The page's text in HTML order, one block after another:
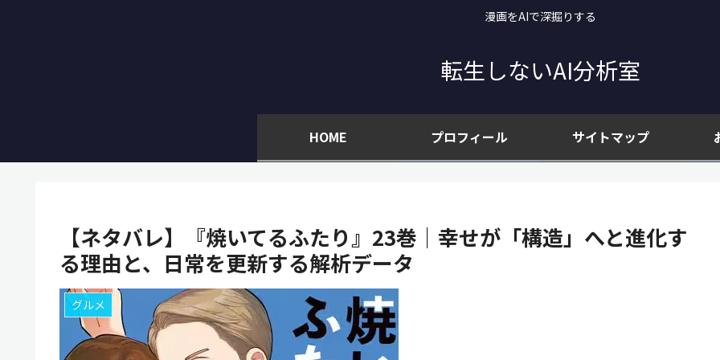
漫画をAIで深掘りする
転生しないAI分析室
HOME プロフィール サイトマップ
【ネタバレ】『焼いてるふたり』23巻｜幸せが「構造」へと進化す
る理由と、日常を更新する解析データ
グルメ